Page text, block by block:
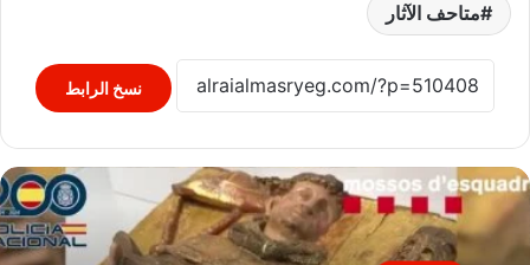
متاحف الآثار
نسخ الرابط